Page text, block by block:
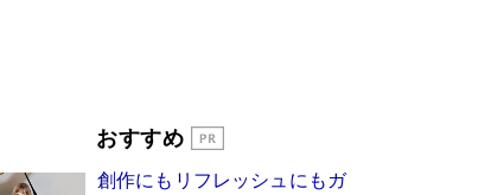
開発への関心を押し上げた18年の物語に幕 特装
Book Bang
おすすめ
創作にもリフレッシュにもガ